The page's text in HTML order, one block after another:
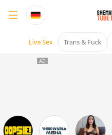
Live Sex Trans & Fuck